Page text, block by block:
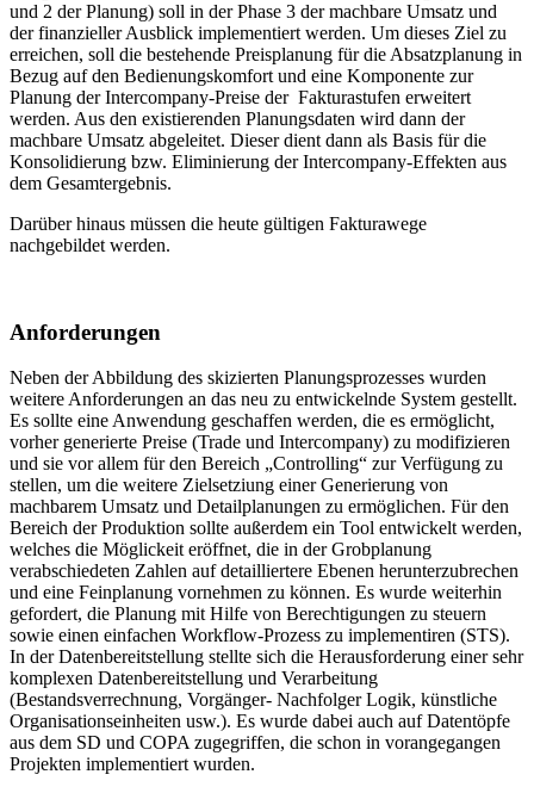
und 2 der Planung) soll in der Phase 3 der machbare Umsatz und
der finanzieller Ausblick implementiert werden. Um dieses Ziel zu
erreichen, soll die bestehende Preisplanung für die Absatzplanung in
Bezug auf den Bedienungskomfort und eine Komponente zur
Planung der Intercompany-Preise der Fakturastufen erweitert
werden. Aus den existierenden Planungsdaten wird dann der
machbare Umsatz abgeleitet. Dieser dient dann als Basis für die
Konsolidierung bzw. Eliminierung der Intercompany-Effekten aus
dem Gesamtergebnis.
Darüber hinaus müssen die heute gültigen Fakturawege
nachgebildet werden.
Anforderungen
Neben der Abbildung des skizierten Planungsprozesses wurden
weitere Anforderungen an das neu zu entwickelnde System gestellt.
Es sollte eine Anwendung geschaffen werden, die es ermöglicht,
vorher generierte Preise (Trade und Intercompany) zu modifizieren
und sie vor allem für den Bereich „Controlling“ zur Verfügung zu
stellen, um die weitere Zielsetziung einer Generierung von
machbarem Umsatz und Detailplanungen zu ermöglichen. Für den
Bereich der Produktion sollte außerdem ein Tool entwickelt werden,
welches die Möglickeit eröffnet, die in der Grobplanung
verabschiedeten Zahlen auf detailliertere Ebenen herunterzubrechen
und eine Feinplanung vornehmen zu können. Es wurde weiterhin
gefordert, die Planung mit Hilfe von Berechtigungen zu steuern
sowie einen einfachen Workflow-Prozess zu implementiren (STS).
In der Datenbereitstellung stellte sich die Herausforderung einer sehr
komplexen Datenbereitstellung und Verarbeitung
(Bestandsverrechnung, Vorgänger- Nachfolger Logik, künstliche
Organisationseinheiten usw.). Es wurde dabei auch auf Datentöpfe
aus dem SD und COPA zugegriffen, die schon in vorangegangen
Projekten implementiert wurden.